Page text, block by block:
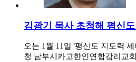
김광기 목사 초청해 평신
오는 1월 11일 '평신도 지도력
청 남부시카고한인연합감리교